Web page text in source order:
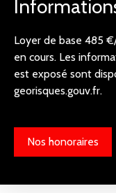
Loyer de base 485
en cours. Les
est exposé sont
georisques.gouv.fr.
Nos honoraires